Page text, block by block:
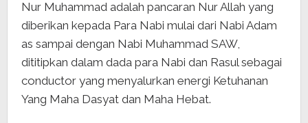
Nur Muhammad adalah pancaran Nur Allah yang
diberikan kepada Para Nabi mulai dari Nabi Adam
as sampai dengan Nabi Muhammad SAW,
dititipkan dalam dada para Nabi dan Rasul sebagai
conductor yang menyalurkan energi Ketuhanan
Yang Maha Dasyat dan Maha Hebat.